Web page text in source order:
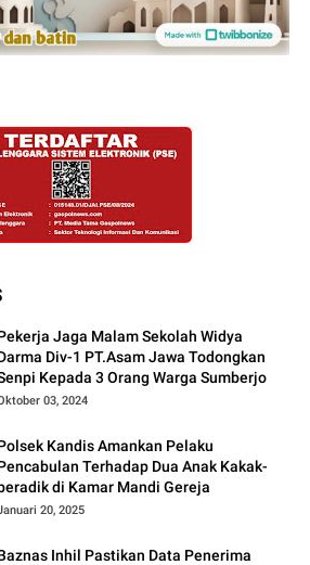
Jaga Malam Sekolah Widya
Div-1 PT.Asam Jawa Todongkan
Kepada 3 Orang Warga Sumberjo
03, 2024
Kandis Amankan Pelaku
Terhadap Dua Anak Kakak-
di Kamar Mandi Gereja
20, 2025
Inhil Pastikan Data Penerima